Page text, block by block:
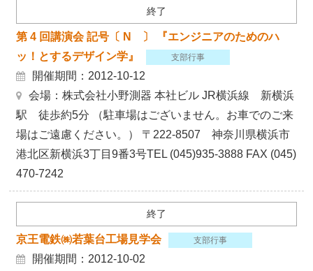
終了
第 4 回講演会 記号〔 N 〕 『エンジニアのためのハ
ッ！とするデザイン学』
支部行事
開催期間：2012-10-12
会場：株式会社小野測器 本社ビル JR横浜線 新横浜
駅 徒歩約5分 （駐車場はございません。お車でのご来
場はご遠慮ください。） 〒222-8507 神奈川県横浜市
港北区新横浜3丁目9番3号TEL (045)935-3888 FAX (045)
470-7242
終了
京王電鉄㈱若葉台工場見学会 支部行事
開催期間：2012-10-02